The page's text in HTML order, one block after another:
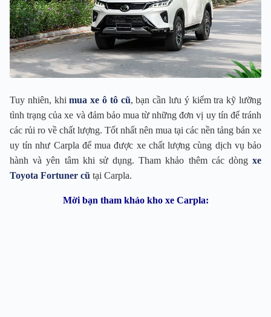
Tuy nhiên, khimua xe ô tô cũ, bạn cần lưu ý kiểm tra kỹ lưỡng
tình trạng của xe và đảm bảo mua từ những đơn vị uy tín để tránh
các rủi ro về chất lượng. Tốt nhất nên mua tại các nền tảng bán xe
uy tín như Carpla để mua được xe chất lượng cùng dịch vụ bảo
hành và yên tâm khi sử dụng. Tham khảo thêm các dòng xe
Toyota Fortuner cũ tại Carpla.
Mời bạn tham khảo kho xe Carpla: